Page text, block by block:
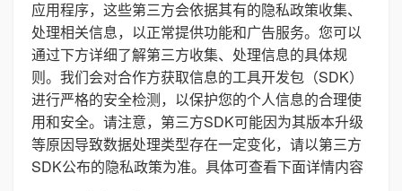
应用程序，这些第三方会依据其有的隐私政策收集、
处理相关信息，以正常提供功能和广告服务。您可以
通过下方详细了解第三方收集、处理信息的具体规
则。我们会对合作方获取信息的工具开发包（SDK）
进行严格的安全检测，以保护您的个人信息的合理使
用和安全。请注意，第三方SDK可能因为其版本升级
等原因导致数据处理类型存在一定变化，请以第三方
SDK公布的隐私政策为准。具体可查看下面详情内容